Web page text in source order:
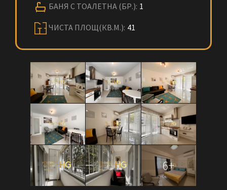
БАНЯ С ТОАЛЕТНА (БР.): 1
ЧИСТА ПЛОЩ(КВ.М.): 41
6+